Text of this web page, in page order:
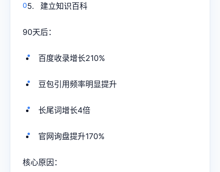
建立知识百科
90天后：
百度收录增长210%
豆包引用频率明显提升
长尾词增长4倍
官网询盘提升170%
核心原因：